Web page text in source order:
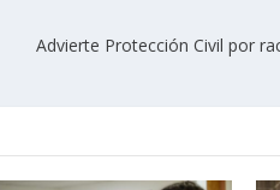
Advierte Protección Civil por